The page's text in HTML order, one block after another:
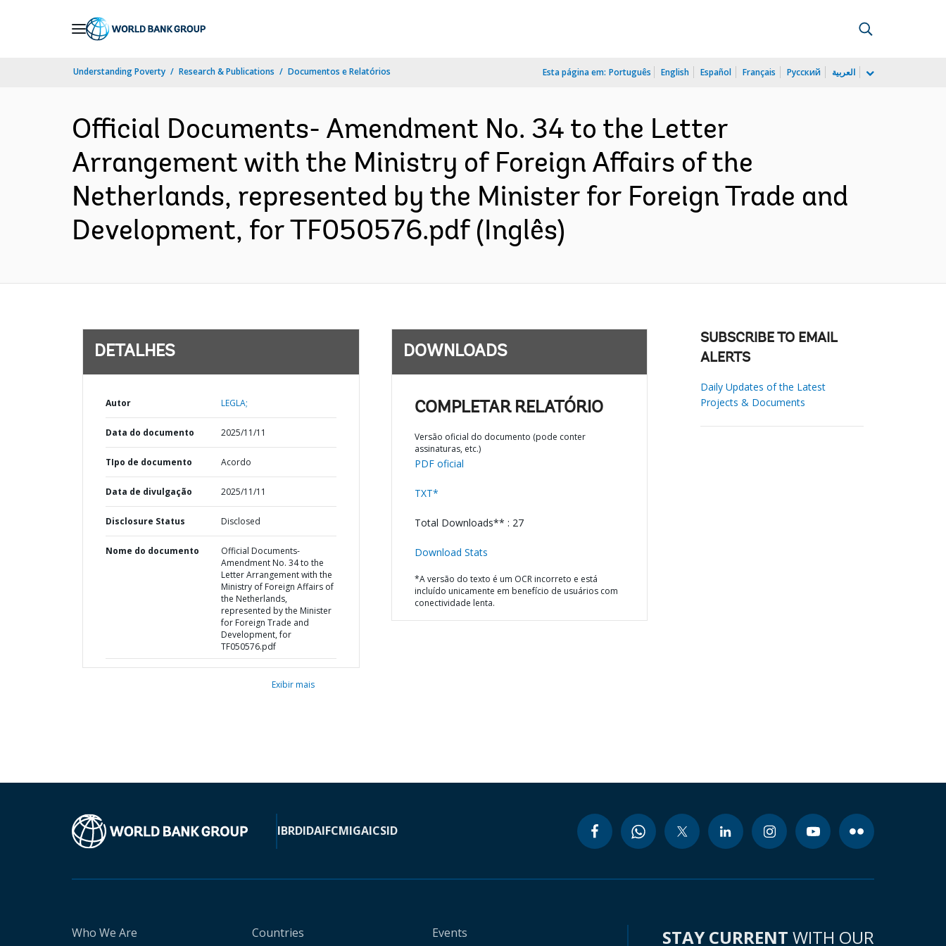
Understanding Poverty Research & Publications Documentos e Relatórios Esta página em: Português English Español Français Русский العربية
Official Documents- Amendment No. 34 to the Letter
Arrangement with the Ministry of Foreign Affairs of the
Netherlands, represented by the Minister for Foreign Trade and
Development, for TF050576.pdf (Inglês)
DETALHES
Autor LEGLA;
Data do documento 2025/11/11
TIpo de documento Acordo
Data de divulgação 2025/11/11
Disclosure Status Disclosed
Nome do documento
Official Documents-
Amendment No. 34 to the
Letter Arrangement with the
Ministry of Foreign Affairs of
the Netherlands,
represented by the Minister
for Foreign Trade and
Development, for
TF050576.pdf
Exibir mais
DOWNLOADS
COMPLETAR RELATÓRIO
Versão oficial do documento (pode conter
assinaturas, etc.)
PDF oficial
TXT*
Total Downloads** : 27
Download Stats
*A versão do texto é um OCR incorreto e está
incluído unicamente em benefício de usuários com
conectividade lenta.
SUBSCRIBE TO EMAIL
ALERTS
Daily Updates of the Latest
Projects & Documents
IBRDIDAIFCMIGAICSID
Who We Are Countries Events STAY CURRENT WITH OUR